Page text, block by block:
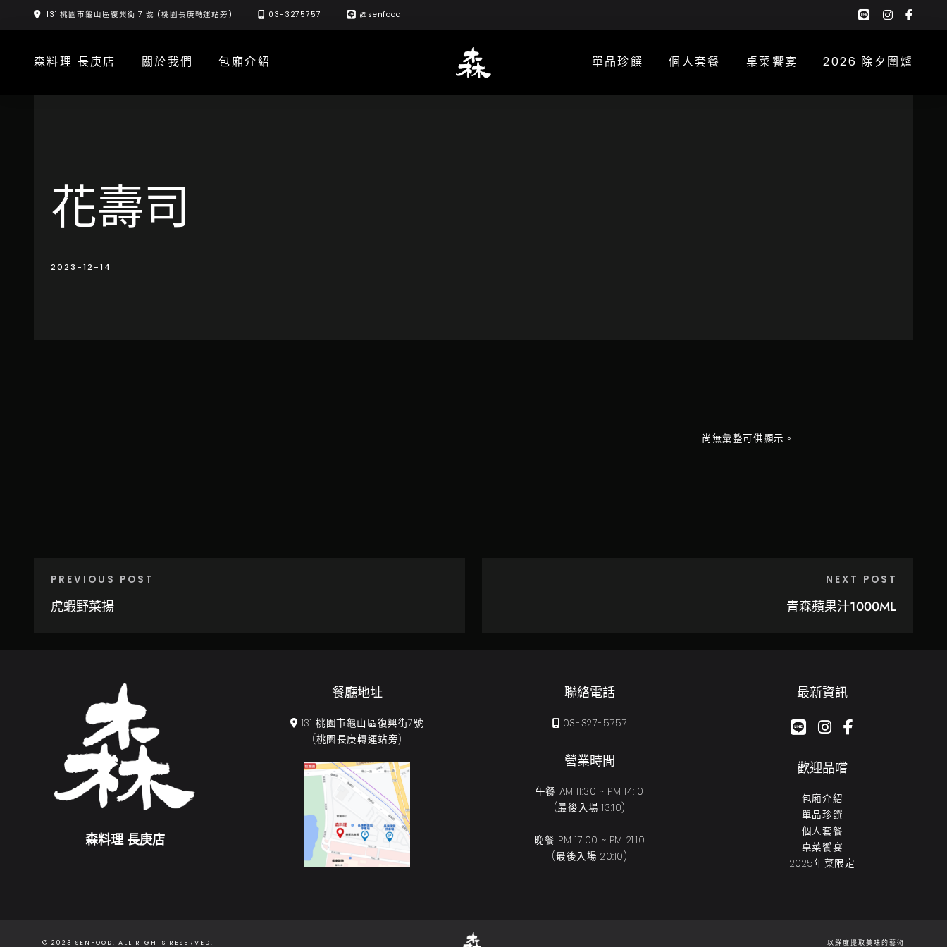
to
131 桃園市龜山區復興街 7 號 (桃園長庚轉運站旁) 03-3275757 @senfood google-
plus-
森料理 長庚店 關於我們 包廂介紹 單品珍饌 個人套餐 桌菜饗宴 2026 除夕圍爐
花壽司
2023-12-14
尚無彙整可供顯示。
PREVIOUS POST
虎蝦野菜揚
NEXT POST
青森蘋果汁1000ML
森料理 長庚店
餐廳地址
131 桃園市龜山區復興街7號
(桃園長庚轉運站旁)
聯絡電話
03-327-5757
營業時間
午餐 AM 11:30 ~ PM 14:10
(最後入場 13:10)
晚餐 PM 17:00 ~ PM 21:10
(最後入場 20:10)
最新資訊
google-plus-g
instagram
歡迎品嚐
包廂介紹
單品珍饌
個人套餐
桌菜饗宴
2025年菜限定
© 2023 SENFOOD. ALL RIGHTS RESERVED. 以鮮度提取美味的藝術